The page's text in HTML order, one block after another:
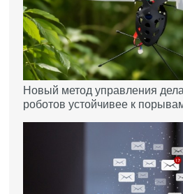
Новый метод управления
роботов устойчивее к